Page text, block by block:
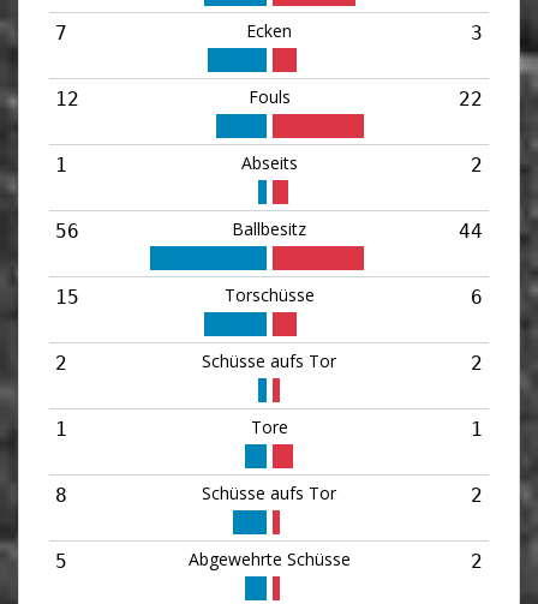
7 Ecken 3
12 Fouls 22
1 Abseits 2
56 Ballbesitz 44
15 Torschüsse 6
2 Schüsse aufs Tor 2
1 Tore 1
8 Schüsse aufs Tor 2
5 Abgewehrte Schüsse 2